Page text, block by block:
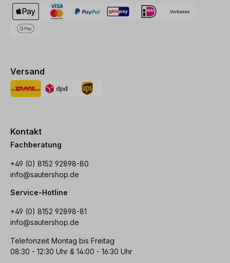
Versand
Kontakt
Fachberatung
+49 (0) 8152 92898-80
info@sautershop.de
Service-Hotline
+49 (0) 8152 92898-81
info@sautershop.de
Telefonzeit Montag bis Freitag
08:30 - 12:30 Uhr & 14:00 - 16:30 Uhr